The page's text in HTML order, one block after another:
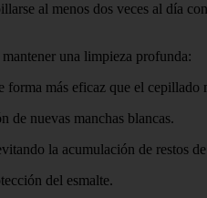
al menos dos veces al día
una limpieza profunda:
forma más eficaz que el cepillado
de nuevas manchas blancas.
la acumulación de restos
del esmalte.